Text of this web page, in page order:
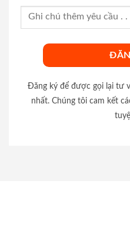
Đăng ký để được gọi lại tư
nhất. Chúng tôi cam kết